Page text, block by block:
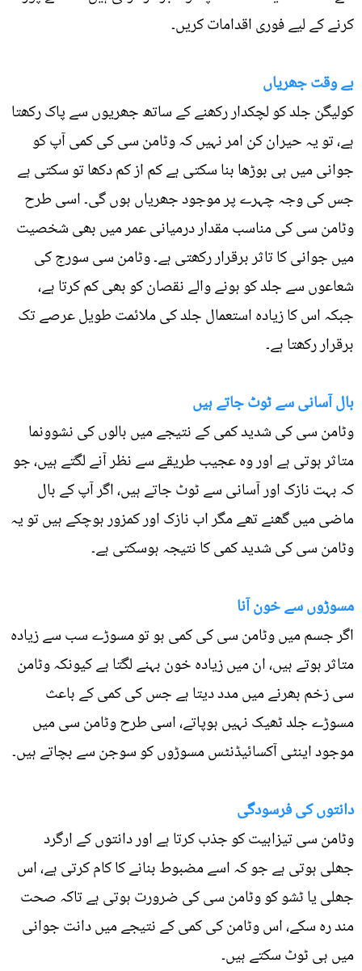
کرنے کے لیے فوری اقدامات کریں۔
بے وقت جھریاں
کولیگن جلد کو لچکدار رکھنے کے ساتھ جھریوں سے پاک رکھتا
ہے، تو یہ حیران کن امر نہیں کہ وٹامن سی کی کمی آپ کو
جوانی میں ہی بوڑھا بنا سکتی ہے کم از کم دکھا تو سکتی ہے
جس کی وجہ چہرے پر موجود جھریاں ہوں گی۔ اسی طرح
وٹامن سی کی مناسب مقدار درمیانی عمر میں بھی شخصیت
میں جوانی کا تاثر برقرار رکھتی ہے۔ وٹامن سی سورج کی
شعاعوں سے جلد کو ہونے والے نقصان کو بھی کم کرتا ہے،
جبکہ اس کا زیادہ استعمال جلد کی ملائمت طویل عرصے تک
برقرار رکھتا ہے۔
بال آسانی سے ٹوٹ جاتے ہیں
وٹامن سی کی شدید کمی کے نتیجے میں بالوں کی نشوونما
متاثر ہوتی ہے اور وہ عجیب طریقے سے نظر آنے لگتے ہیں، جو
کہ بہت نازک اور آسانی سے ٹوٹ جاتے ہیں، اگر آپ کے بال
ماضی میں گھنے تھے مگر اب نازک اور کمزور ہوچکے ہیں تو یہ
وٹامن سی کی شدید کمی کا نتیجہ ہوسکتی ہے۔
مسوڑوں سے خون آنا
اگر جسم میں وٹامن سی کی کمی ہو تو مسوڑے سب سے زیادہ
متاثر ہوتے ہیں، ان میں زیادہ خون بہنے لگتا ہے کیونکہ وٹامن
سی زخم بھرنے میں مدد دیتا ہے جس کی کمی کے باعث
مسوڑے جلد ٹھیک نہیں ہوپاتے، اسی طرح وٹامن سی میں
موجود اینٹی آکسائیڈنٹس مسوڑوں کو سوجن سے بچاتے ہیں۔
دانتوں کی فرسودگی
وٹامن سی تیزابیت کو جذب کرتا ہے اور دانتوں کے ارگرد
جھلی ہوتی ہے جو کہ اسے مضبوط بنانے کا کام کرتی ہے، اس
جھلی یا ٹشو کو وٹامن سی کی ضرورت ہوتی ہے تاکہ صحت
مند رہ سکے، اس وٹامن کی کمی کے نتیجے میں دانت جوانی
میں ہی ٹوٹ سکتے ہیں۔